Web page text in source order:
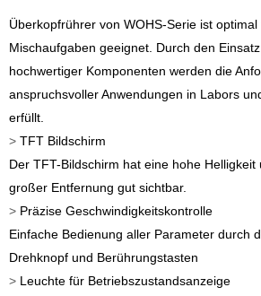
Überkopfrührer von WOHS-Serie ist
Mischaufgaben geeignet. Durch den
hochwertiger Komponenten werden die
anspruchsvoller Anwendungen in Labors
erfüllt.
> TFT Bildschirm
Der TFT-Bildschirm hat eine hohe Helligkeit
großer Entfernung gut sichtbar.
> Präzise Geschwindigkeitskontrolle
Einfache Bedienung aller Parameter durch
Drehknopf und Berührungstasten
> Leuchte für Betriebszustandsanzeige